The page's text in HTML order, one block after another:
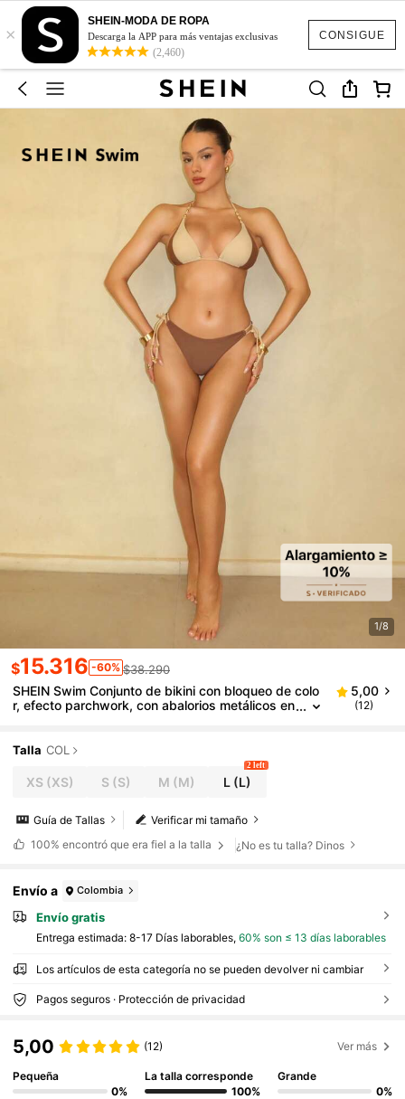
CONSIGUE
×
SHEIN-MODA DE ROPA
Descarga la APP para más ventajas exclusivas
(2,460)
1/8
$15.316 -60% $38.290
SHEIN Swim Conjunto de bikini con bloqueo de colo
r, efecto parchwork, con abalorios metálicos en
5,00
(12)
Talla COL
XS (XS) S (S) M (M) L(L)
2 left
Verificar mi tamaño
Guía de Tallas
100% encontró que era fiel a la talla ¿No es tu talla? Dinos
Envío a Colombia
Envío gratis
Entrega estimada: 8-17 Días laborables, 60% son ≤ 13 días laborables
Los artículos de esta categoría no se pueden devolver ni cambiar
Pagos seguros · Protección de privacidad
5,00 (12) Ver más
Pequeña
0%
La talla corresponde
100%
Grande
0%